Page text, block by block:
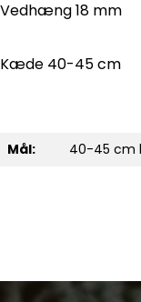
Vedhæng 18 mm
Kæde 40-45 cm
Mål: 40-45 cm